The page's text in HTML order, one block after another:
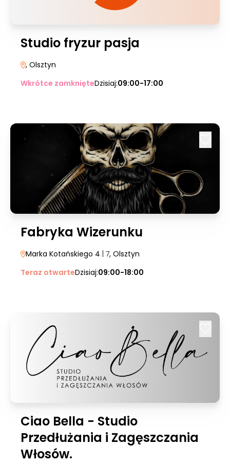
Studio fryzur pasja
, Olsztyn
Wkrótce zamknięteDzisiaj:09:00-17:00
Fabryka Wizerunku
Marka Kotańskiego 4 | 7, Olsztyn
Teraz otwarteDzisiaj:09:00-18:00
Ciao Bella - Studio
Przedłużania i Zagęszczania
Włosów.